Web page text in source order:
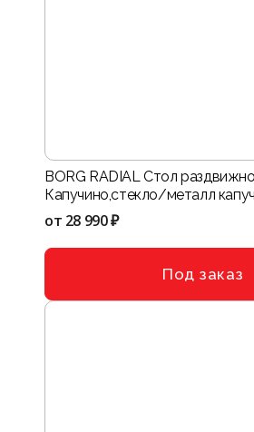
BORG RADIAL Стол
Капучино,стекло/металл
от 28 990 ₽
Под заказ